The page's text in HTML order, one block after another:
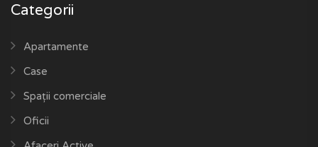
Categorii
Apartamente
Case
Spații comerciale
Oficii